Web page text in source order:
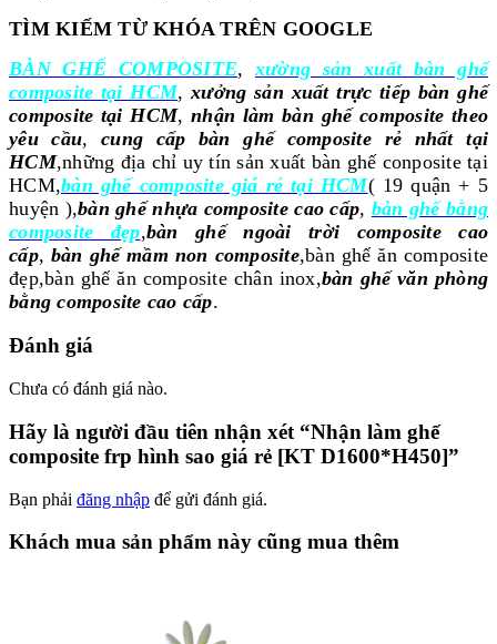
TÌM KIẾM TỪ KHÓA TRÊN GOOGLE
BÀN GHẾ COMPOSITE, xường sản xuất bàn ghế
composite tại HCM,xưởng sản xuất trực tiếp bàn ghế
composite tại HCM,nhận làm bàn ghế composite theo
yêu cầu, cung cấp bàn ghế composite rẻ nhất tại
HCM,những địa chỉ uy tín sản xuất bàn ghế conposite tại
HCM,bàn ghế composite giá rẻ tại HCM( 19 quận + 5
huyện ),bàn ghế nhựa composite cao cấp, bàn ghế bằng
composite đẹp,bàn ghế ngoài trời composite cao
cấp, bàn ghế mầm non composite,bàn ghế ăn composite
đẹp,bàn ghế ăn composite chân inox,bàn ghế văn phòng
bằng composite cao cấp.
Đánh giá
Chưa có đánh giá nào.
Hãy là người đầu tiên nhận xét “Nhận làm ghế
composite frp hình sao giá rẻ [KT D1600*H450]”
Bạn phải đăng nhập để gửi đánh giá.
Khách mua sản phẩm này cũng mua thêm